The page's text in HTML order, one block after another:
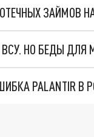
ЗАЙМОВ
НО БЕДЫ